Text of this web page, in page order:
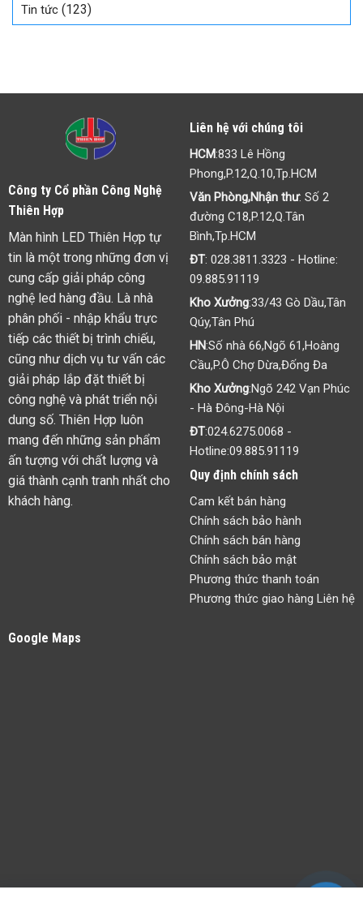
đèn
Tin tức (123)
Công ty Cổ phần Công Nghệ
Thiên Hợp
Màn hình LED Thiên Hợp tự
tin là một trong những đơn vị
cung cấp giải pháp công
nghệ led hàng đầu. Là nhà
phân phối - nhập khẩu trực
tiếp các thiết bị trình chiếu,
cũng như dịch vụ tư vấn các
giải pháp lắp đặt thiết bị
công nghệ và phát triển nội
dung số. Thiên Hợp luôn
mang đến những sản phẩm
ấn tượng với chất lượng và
giá thành cạnh tranh nhất cho
khách hàng.
Liên hệ với chúng tôi
HCM:833 Lê Hồng
Phong,P.12,Q.10,Tp.HCM
Văn Phòng,Nhận thư: Số 2
đường C18,P.12,Q.Tân
Bình,Tp.HCM
ĐT: 028.3811.3323 - Hotline:
09.885.91119
Kho Xưởng:33/43 Gò Dầu,Tân
Qúy,Tân Phú
HN:Số nhà 66,Ngõ 61,Hoàng
Cầu,P.Ô Chợ Dừa,Đống Đa
Kho Xưởng:Ngõ 242 Vạn Phúc
- Hà Đông-Hà Nội
ĐT:024.6275.0068 -
Hotline:09.885.91119
Quy định chính sách
Cam kết bán hàng
Chính sách bảo hành
Chính sách bán hàng
Chính sách bảo mật
Phương thức thanh toán
Phương thức giao hàng Liên hệ
Google Maps